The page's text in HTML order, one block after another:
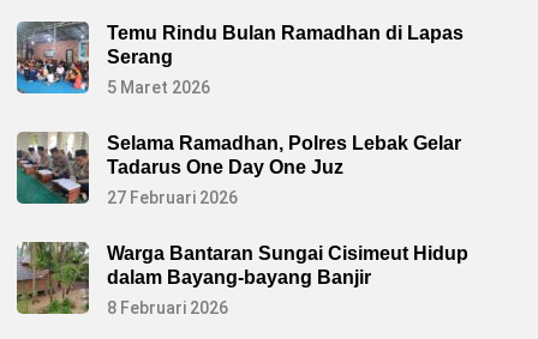
Temu Rindu Bulan Ramadhan di Lapas
Serang
5 Maret 2026
Selama Ramadhan, Polres Lebak Gelar
Tadarus One Day One Juz
27 Februari 2026
Warga Bantaran Sungai Cisimeut Hidup
dalam Bayang-bayang Banjir
8 Februari 2026